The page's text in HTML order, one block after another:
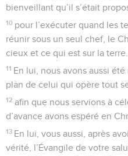
bienveillant qu’il s’était
10 pour l’exécuter quand les
réunir sous un seul chef, le
cieux et ce qui est sur la terre.
11 En lui, nous avons aussi
plan de celui qui opère tout
12 afin que nous servions à
d’avance avons espéré en
13 En lui, vous aussi, après
vérité, l’Évangile de votre